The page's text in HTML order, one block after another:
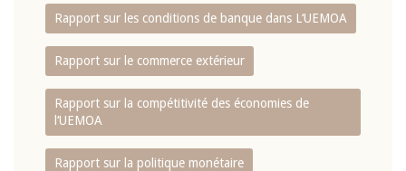
Rapport sur les conditions de banque dans L‘UEMOA
Rapport sur le commerce extérieur
Rapport sur la compétitivité des économies de
l‘UEMOA
Rapport sur la politique monétaire